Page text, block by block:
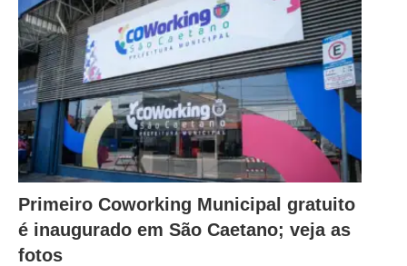
Primeiro Coworking Municipal gratuito
é inaugurado em São Caetano; veja as
fotos